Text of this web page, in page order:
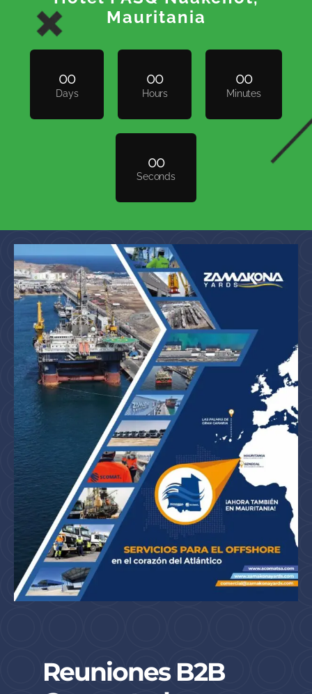
28-29 de octubre de 2025
Hôtel FASQ Nuakchot,
Mauritania
00 00
Hours
00
00